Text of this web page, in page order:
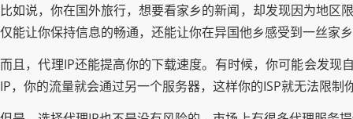
比如说，你在国外旅行，想要看家乡的新闻，却发现因为地区
仅能让你保持信息的畅通，还能让你在异国他乡感受到一丝家
而且，代理IP还能提高你的下载速度。有时候，你可能会发现
IP，你的流量就会通过另一个服务器，这样你的ISP就无法限